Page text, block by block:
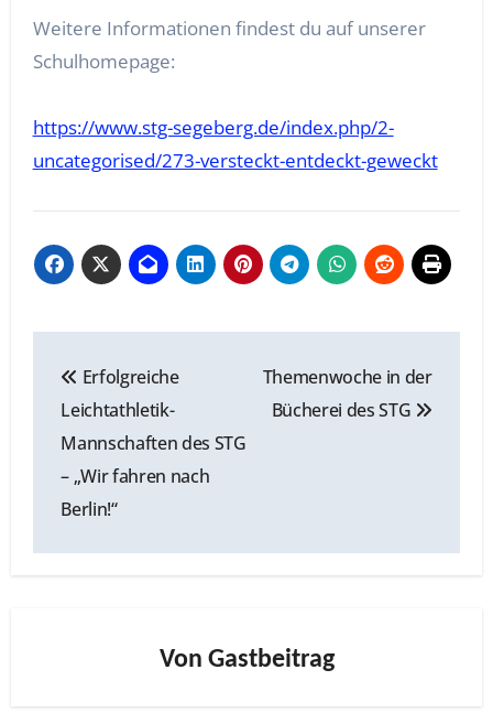
Weitere Informationen findest du auf unserer
Schulhomepage:
https://www.stg-segeberg.de/index.php/2-
uncategorised/273-versteckt-entdeckt-geweckt
Erfolgreiche
Leichtathletik-
Mannschaften des STG
– „Wir fahren nach
Berlin!“
Themenwoche in der
Bücherei des STG
Von Gastbeitrag